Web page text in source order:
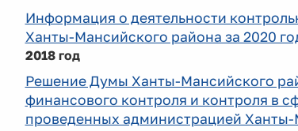
Информация о деятельности
Ханты-Мансийского района за 2020
2018 год
Решение Думы Ханты-Мансийского
финансового контроля и контроля в
проведенных администрацией Ханты-